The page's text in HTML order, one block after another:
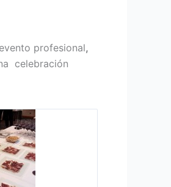
profesional,
celebración